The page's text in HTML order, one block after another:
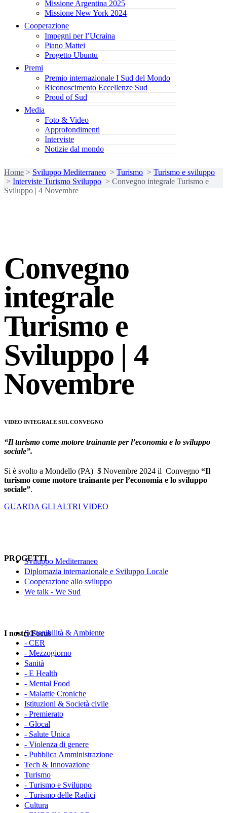
Missione Argentina 2025
Missione New York 2024
Cooperazione
Impegni per l’Ucraina
Piano Mattei
Progetto Ubuntu
Premi
Premio internazionale I Sud del Mondo
Riconoscimento Eccellenze Sud
Proud of Sud
Media
Foto & Video
Approfondimenti
Interviste
Notizie dal mondo
Home > Sviluppo Mediterraneo > Turismo > Turismo e sviluppo
> Interviste Turismo Sviluppo > Convegno integrale Turismo e
Sviluppo | 4 Novembre
Convegno
integrale
Turismo e
Sviluppo | 4
Novembre
VIDEO INTEGRALE SUL CONVEGNO
“Il turismo come motore trainante per l’economia e lo sviluppo
sociale”.
Si è svolto a Mondello (PA) $ Novembre 2024 il Convegno “Il
turismo come motore trainante per l’economia e lo sviluppo
sociale”.
GUARDA GLI ALTRI VIDEO
PROGETTI
Sviluppo Mediterraneo
Diplomazia internazionale e Sviluppo Locale
Cooperazione allo sviluppo
We talk - We Sud
I nostri Focus
Sostenibilità & Ambiente
- CER
- Mezzogiorno
Sanità
- E Health
- Mental Food
- Malattie Croniche
Istituzioni & Società civile
- Premierato
- Glocal
- Salute Unica
- Violenza di genere
- Pubblica Amministrazione
Tech & Innovazione
Turismo
- Turismo e Sviluppo
- Turismo delle Radici
Cultura